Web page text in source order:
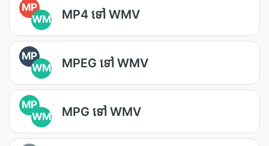
MP
WM
MP4 ទៅ WMV
MP
WM
MPEG ទៅ WMV
MP
WM
MPG ទៅ WMV